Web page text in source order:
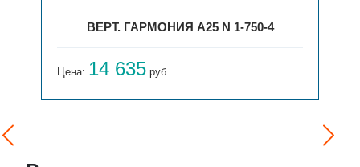
ВЕРТ. ГАРМОНИЯ А25 N 1-750-4
Цена: 14 635 руб.